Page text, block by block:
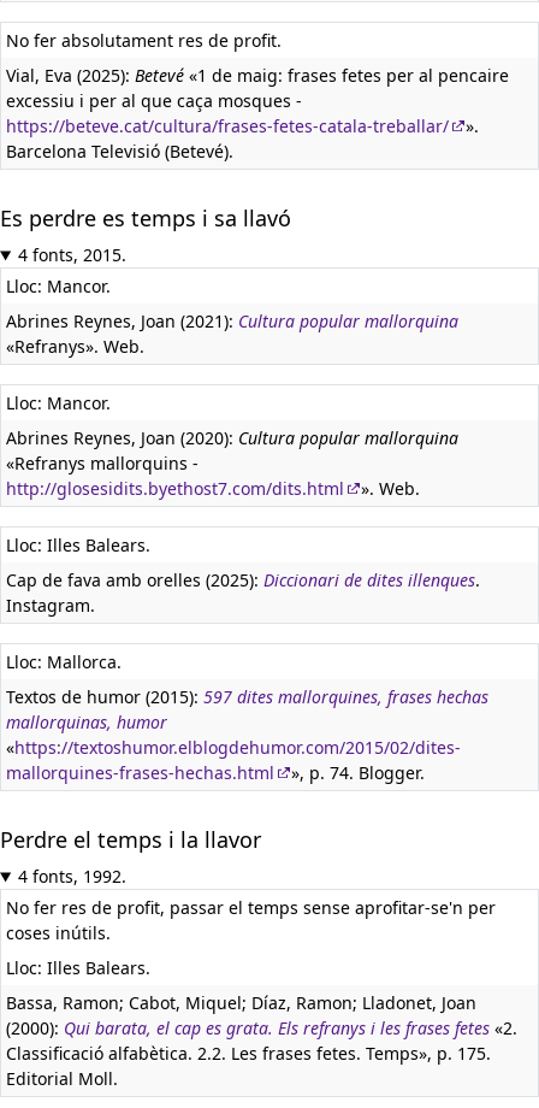
No fer absolutament res de profit.
Vial, Eva (2025): Betevé «1 de maig: frases fetes per al pencaire
excessiu i per al que caça mosques -
https://beteve.cat/cultura/frases-fetes-catala-treballar/
».
Barcelona Televisió (Betevé).
Es perdre es temps i sa llavó
4 fonts, 2015.
Lloc: Mancor.
Abrines Reynes, Joan (2021): Cultura popular mallorquina
«Refranys». Web.
Lloc: Mancor.
Abrines Reynes, Joan (2020): Cultura popular mallorquina
«Refranys mallorquins -
http://glosesidits.byethost7.com/dits.html
». Web.
Lloc: Illes Balears.
Cap de fava amb orelles (2025): Diccionari de dites illenques.
Instagram.
Lloc: Mallorca.
Textos de humor (2015): 597 dites mallorquines, frases hechas
mallorquinas, humor
«https://textoshumor.elblogdehumor.com/2015/02/dites-
mallorquines-frases-hechas.html
», p. 74. Blogger.
Perdre el temps i la llavor
4 fonts, 1992.
No fer res de profit, passar el temps sense aprofitar-se'n per
coses inútils.
Lloc: Illes Balears.
Bassa, Ramon; Cabot, Miquel; Díaz, Ramon; Lladonet, Joan
(2000): Qui barata, el cap es grata. Els refranys i les frases fetes «2.
Classificació alfabètica. 2.2. Les frases fetes. Temps», p. 175.
Editorial Moll.